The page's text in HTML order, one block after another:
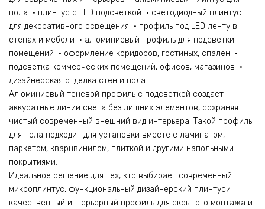
пола • плинтус с LED подсветкой • светодиодный плинтус
для декоративного освещения • профиль под LED ленту в
стенах и мебели • алюминиевый профиль для подсветки
помещений • оформление коридоров, гостиных, спален •
подсветка коммерческих помещений, офисов, магазинов •
дизайнерская отделка стен и пола
Алюминиевый теневой профиль с подсветкой создает
аккуратные линии света без лишних элементов, сохраняя
чистый современный внешний вид интерьера. Такой профиль
для пола подходит для установки вместе с ламинатом,
паркетом, кварцвинилом, плиткой и другими напольными
покрытиями.
Идеальное решение для тех, кто выбирает современный
микроплинтус, функциональный дизайнерский плинтуси
качественный интерьерный профиль для скрытого монтажа и